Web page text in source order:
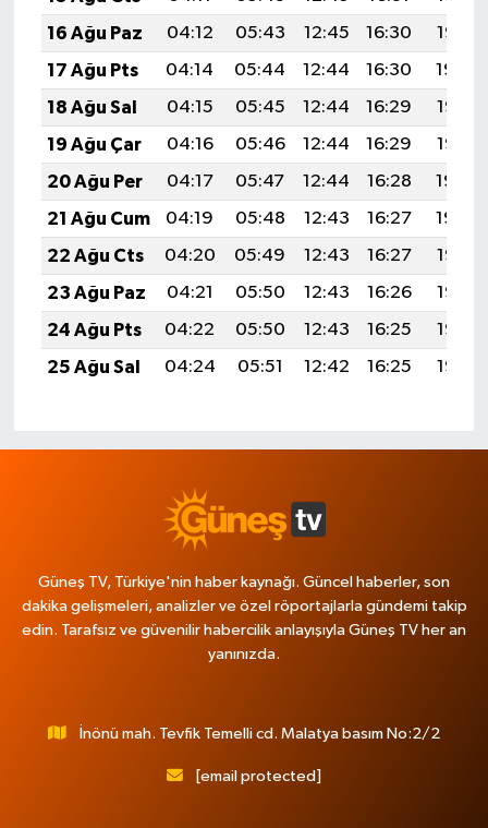
16 Ağu Paz
04:12 05:43 12:45 16:30
19:36
17 Ağu Pts
04:14 05:44 12:44 16:30
19:34
18 Ağu Sal
04:15 05:45 12:44 16:29
19:33
19 Ağu Çar
04:16 05:46 12:44 16:29
19:32
20 Ağu Per
04:17 05:47 12:44 16:28
19:30
21 Ağu Cum
04:19 05:48 12:43 16:27
19:29
22 Ağu Cts
04:20 05:49 12:43 16:27
19:28
23 Ağu Paz
04:21 05:50 12:43 16:26
19:26
24 Ağu Pts
04:22 05:50 12:43 16:25
19:25
25 Ağu Sal
04:24 05:51 12:42 16:25 19:23
Güneş TV, Türkiye'nin haber kaynağı. Güncel haberler, son
dakika gelişmeleri, analizler ve özel röportajlarla gündemi takip
edin. Tarafsız ve güvenilir habercilik anlayışıyla Güneş TV her an
yanınızda.
İnönü mah. Tevfik Temelli cd. Malatya basım No:2/2
[email protected]